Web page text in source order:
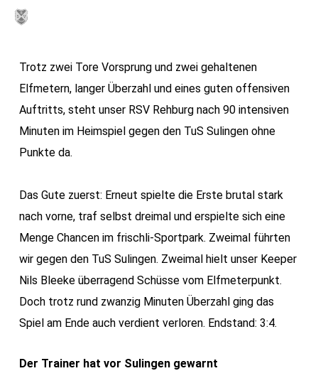
Skip
contentTrotz zwei Tore Vorsprung und zwei gehaltenen
Elfmetern, langer Überzahl und eines guten offensiven
Auftritts, steht unser RSV Rehburg nach 90 intensiven
Minuten im Heimspiel gegen den TuS Sulingen ohne
Punkte da.
Das Gute zuerst: Erneut spielte die Erste brutal stark
nach vorne, traf selbst dreimal und erspielte sich eine
Menge Chancen im frischli-Sportpark. Zweimal führten
wir gegen den TuS Sulingen. Zweimal hielt unser Keeper
Nils Bleeke überragend Schüsse vom Elfmeterpunkt.
Doch trotz rund zwanzig Minuten Überzahl ging das
Spiel am Ende auch verdient verloren. Endstand: 3:4.
Der Trainer hat vor Sulingen gewarnt